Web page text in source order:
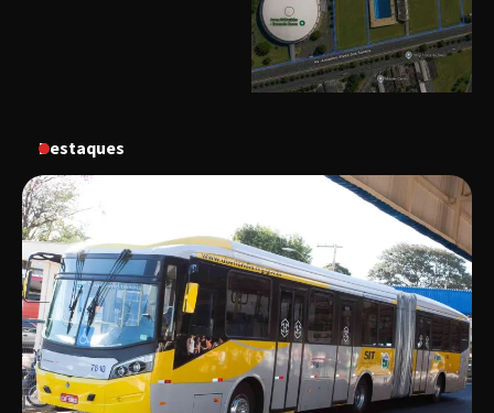
Destaques
“Vozes pela Vida” celebra 10 anos com show
“Uma prosa de valor” é o tema da roda de
conversa com o diretor e a produtora do
espetáculo Bárbara
“Tom na Fazenda” retorna à Uberlândia após
sucesso absoluto em 2025